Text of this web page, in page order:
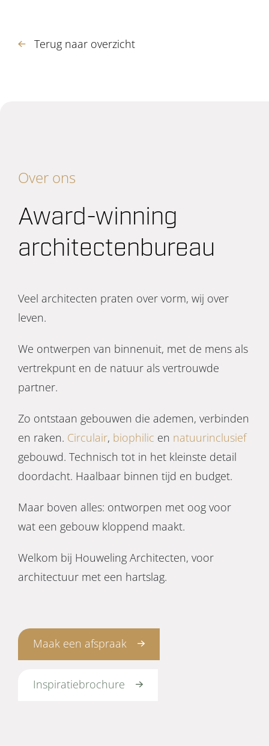
Terug naar overzicht
Over ons
Award-winning
architectenbureau
Veel architecten praten over vorm, wij over
leven.
We ontwerpen van binnenuit, met de mens als
vertrekpunt en de natuur als vertrouwde
partner.
Zo ontstaan gebouwen die ademen, verbinden
en raken. Circulair, biophilic en natuurinclusief
gebouwd. Technisch tot in het kleinste detail
doordacht. Haalbaar binnen tijd en budget.
Maar boven alles: ontworpen met oog voor
wat een gebouw kloppend maakt.
Welkom bij Houweling Architecten, voor
architectuur met een hartslag.
Maak een afspraak
Inspiratiebrochure